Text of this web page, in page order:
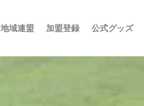
地域連盟 加盟登録 公式グッズ